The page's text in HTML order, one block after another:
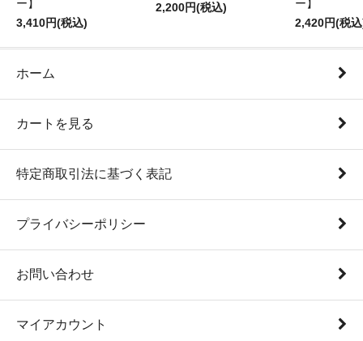
ー】
3,410円(税込)
2,200円(税込)
ー】
2,420円(税
ホーム
カートを見る
特定商取引法に基づく表記
プライバシーポリシー
お問い合わせ
マイアカウント